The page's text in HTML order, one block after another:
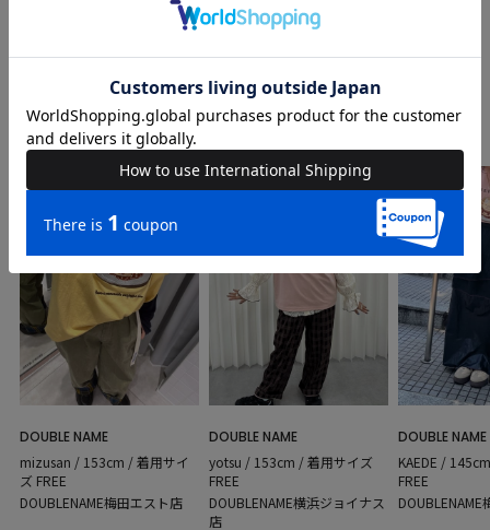
COORDINATE Instagram Post
DOUBLE NAME
mizusan / 153cm / 着用サイ
ズ FREE
DOUBLENAME梅田エスト店
DOUBLE NAME
yotsu / 153cm / 着用サイズ
FREE
DOUBLENAME横浜ジョイナス
店
DOUBLE NAME
KAEDE /
FREE